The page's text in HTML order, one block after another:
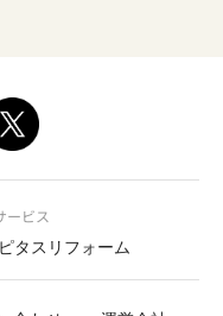
ービス
タスリフォーム